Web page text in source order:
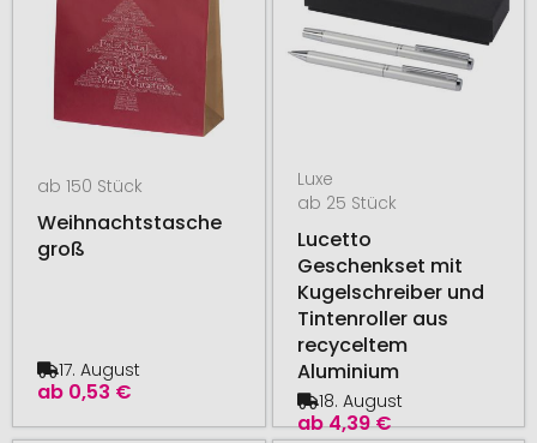
ab 150 Stück
Weihnachtstasche
groß
ab 0,53 €
17. August
Luxe
ab 25 Stück
Lucetto
Geschenkset mit
Kugelschreiber und
Tintenroller aus
recyceltem
Aluminium
ab4,39 €
18. August